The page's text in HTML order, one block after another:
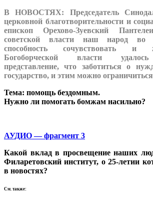
В НОВОСТЯХ: Председатель
церковной благотворительности и
епископ Орехово-Зуевский
советской власти наш народ во
способность сочувствовать и
Богоборческой власти
представление, что заботиться о
государство, и этим можно
Тема: помощь бездомным.
Нужно ли помогать бомжам насильно?
АУДИО — фрагмент 3
Какой вклад в просвещение наших
Филаретовский институт, о 25-летии
в новостях?
См. также: